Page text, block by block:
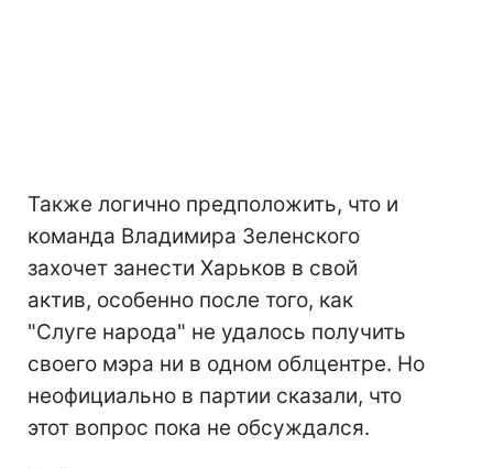
Также логично предположить, что и
команда Владимира Зеленского
захочет занести Харьков в свой
актив, особенно после того, как
"Слуге народа" не удалось получить
своего мэра ни в одном облцентре. Но
неофициально в партии сказали, что
этот вопрос пока не обсуждался.